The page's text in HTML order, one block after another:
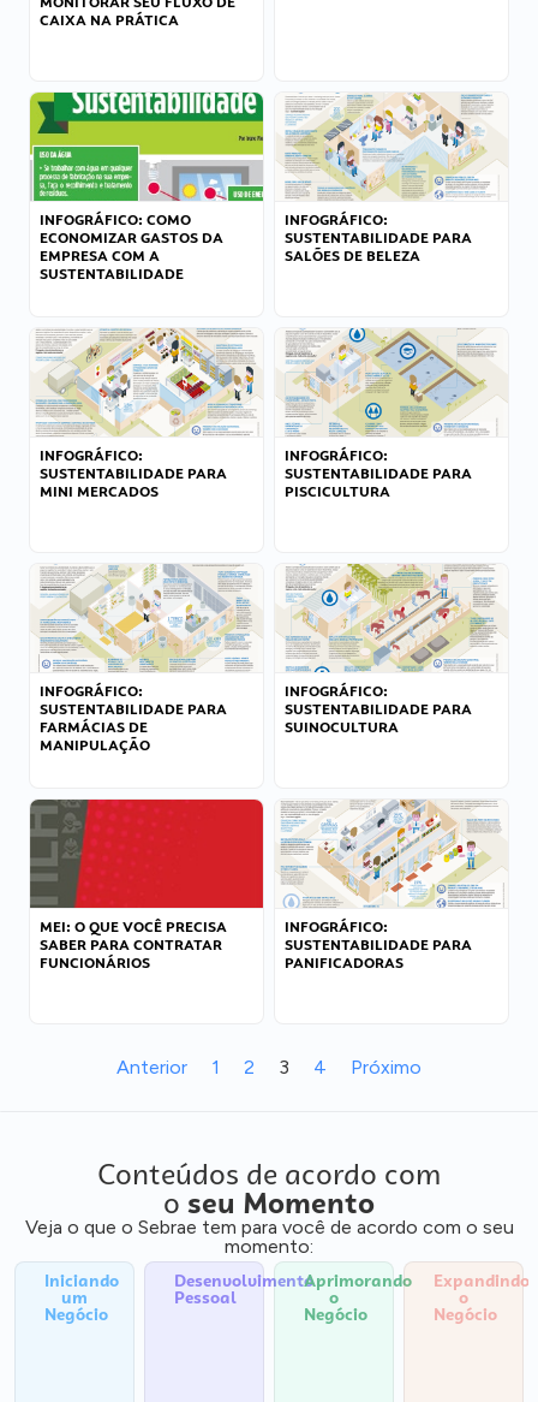
CAIXA NA PRÁTICA
INFOGRÁFICO: COMO
ECONOMIZAR GASTOS DA
EMPRESA COM A
SUSTENTABILIDADE
INFOGRÁFICO:
SUSTENTABILIDADE PARA
SALÕES DE BELEZA
INFOGRÁFICO:
SUSTENTABILIDADE PARA
MINI MERCADOS
INFOGRÁFICO:
SUSTENTABILIDADE PARA
PISCICULTURA
INFOGRÁFICO:
SUSTENTABILIDADE PARA
FARMÁCIAS DE
MANIPULAÇÃO
INFOGRÁFICO:
SUSTENTABILIDADE PARA
SUINOCULTURA
MEI: O QUE VOCÊ PRECISA
SABER PARA CONTRATAR
FUNCIONÁRIOS
INFOGRÁFICO:
SUSTENTABILIDADE PARA
PANIFICADORAS
Anterior 1 2 3 4 Próximo
Conteúdos de acordo com
o seu Momento
Veja o que o Sebrae tem para você de acordo com o seu
momento:
Iniciando
um
Negócio
Desenvolvimento
Pessoal
Aprimorando
o
Negócio
Expandindo
o
Negócio